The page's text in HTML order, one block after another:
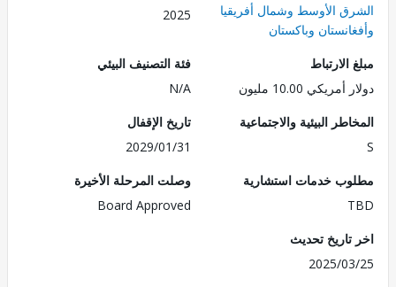
الأوسط وشمال أفريقيا
وباكستان
2025
10.00 مليون
فئة التصنيف البيئي
البيئية والاجتماعية
تاريخ الإقفال
2029/01/31
خدمات استشارية
وصلت المرحلة الأخيرة
Board Approved
تحديث
2025/